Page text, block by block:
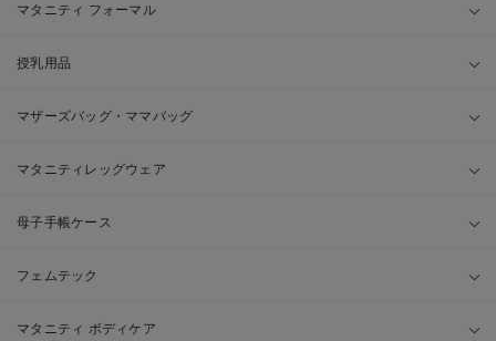
マタニティ フォーマル
授乳用品
マザーズバッグ・ママバッグ
マタニティレッグウェア
母子手帳ケース
フェムテック
マタニティ ボディケア